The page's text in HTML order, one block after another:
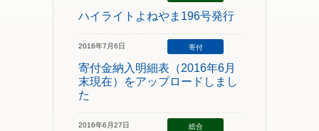
ハイライトよねやま196号発行
2016年7月6日 寄付
寄付金納入明細表（2016年6月
末現在）をアップロードしまし
た
2016年6月27日 総合